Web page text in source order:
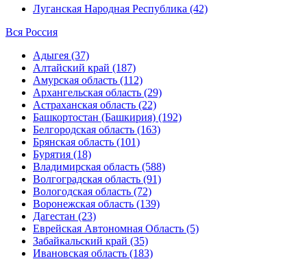
Луганская Народная Республика (42)
Вся Россия
Адыгея (37)
Алтайский край (187)
Амурская область (112)
Архангельская область (29)
Астраханская область (22)
Башкортостан (Башкирия) (192)
Белгородская область (163)
Брянская область (101)
Бурятия (18)
Владимирская область (588)
Волгоградская область (91)
Вологодская область (72)
Воронежская область (139)
Дагестан (23)
Еврейская Автономная Область (5)
Забайкальский край (35)
Ивановская область (183)